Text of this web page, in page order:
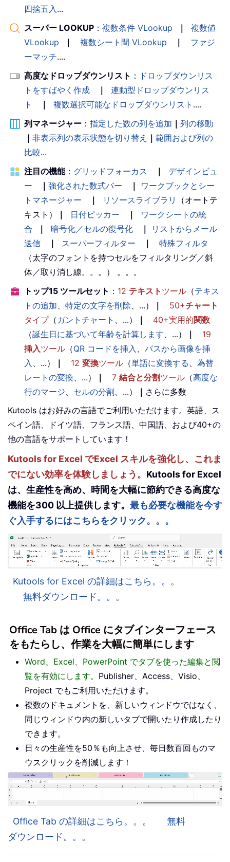
四捨五入 ...
スーパー LOOKUP ： 複数条件 VLookup ｜
複数値
VLookup
｜ 複数シート間 VLookup ｜
ファジ
ーマッチ....
高度なドロップダウンリスト ： ドロップダウンリス
トをすばやく作成
｜
連動型ドロップダウンリス
ト
｜ 複数選択可能なドロップダウンリスト ....
列マネージャー ： 指定した数の列を追加 ｜ 列の移動
｜ 非表示列の表示状態を切り替え ｜ 範囲および列の
比較...
注目の機能： グリッドフォーカス ｜
デザインビュ
ー
｜ 強化された数式バー ｜
ワークブックとシー
トマネージャー
｜ リソースライブラリ
（オートテ
キスト）
｜ 日付ピッカー ｜
ワークシートの統
合
｜ 暗号化／セルの復号化 ｜
リストからメール
送信
｜ スーパーフィルター ｜
特殊フィルタ
（太字のフォントを持つセルをフィルタリング／斜
体／取り消し線。。。） 。。。
トップ15 ツールセット ： 12 テキスト ツール （テキス
トの追加
特定の文字を削除 、...） ｜ 50+チャート
タイプ（ ガントチャート 、...） ｜ 40+実用的関数
（誕生日に基づいて年齢を計算します 、...） ｜
19
挿入ツール （QR コードを挿入
パスから画像を挿
入
、...） ｜ 12 変換ツール （単語に変換する
為替
レートの変換 、...） ｜ 7 結合と分割ツール （高度な
行のマージ
セルの分割 、...） ｜ さらに多数
Kutools はお好みの言語でご利用いただけます。英語、ス
ペイン語、ドイツ語、フランス語、中国語、および40+の
他の言語をサポートしています！
Kutools for Excel でExcel スキルを強化し、これま
でにない効率を体験しましょう。 Kutools for Excel
は、生産性を高め、時間を大幅に節約できる高度な
機能を300 以上提供します。 最も必要な機能を今す
ぐ入手するにはこちらをクリック。。。
Kutools for Excel の詳細はこちら。。。
無料ダウンロード。。。
Office Tab は Office にタブインターフェース
をもたらし、作業を大幅に簡単にします
Word、Excel、PowerPoint でタブを使った編集と閲
覧を有効にします。 Publisher、Access、Visio、
Project でもご利用いただけます。
複数のドキュメントを、新しいウィンドウではなく、
同じウィンドウ内の新しいタブで開いたり作成したり
できます。
日々の生産性を50％も向上させ、毎日数百回ものマ
ウスクリックを削減します！
Office Tab の詳細はこちら。。。
無料
ダウンロード。。。